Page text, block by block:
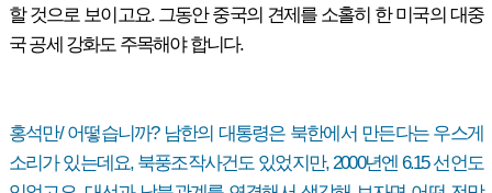
할 것으로 보이고요. 그동안 중국의 견제를 소홀히 한 미국의 대중
국 공세 강화도 주목해야 합니다.
홍석만/ 어떻습니까? 남한의 대통령은 북한에서 만든다는 우스게
소리가 있는데요, 북풍조작사건도 있었지만, 2000년엔 6.15 선언도